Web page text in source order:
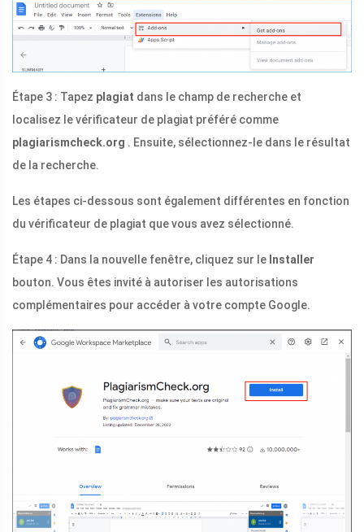
Étape 3 : Tapez plagiat dans le champ de recherche et
localisez le vérificateur de plagiat préféré comme
plagiarismcheck.org . Ensuite, sélectionnez-le dans le résultat
de la recherche.
Les étapes ci-dessous sont également différentes en fonction
du vérificateur de plagiat que vous avez sélectionné.
Étape 4 : Dans la nouvelle fenêtre, cliquez sur le Installer
bouton. Vous êtes invité à autoriser les autorisations
complémentaires pour accéder à votre compte Google.